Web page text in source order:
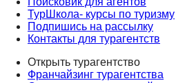
ТурШкола- курсы по туризму
Подпишись на рассылку
Контакты для турагентств
Открыть турагентство
Франчайзинг турагентства